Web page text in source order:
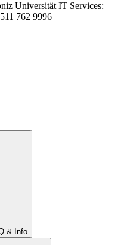
Universität IT Services:
762 9996
& Info